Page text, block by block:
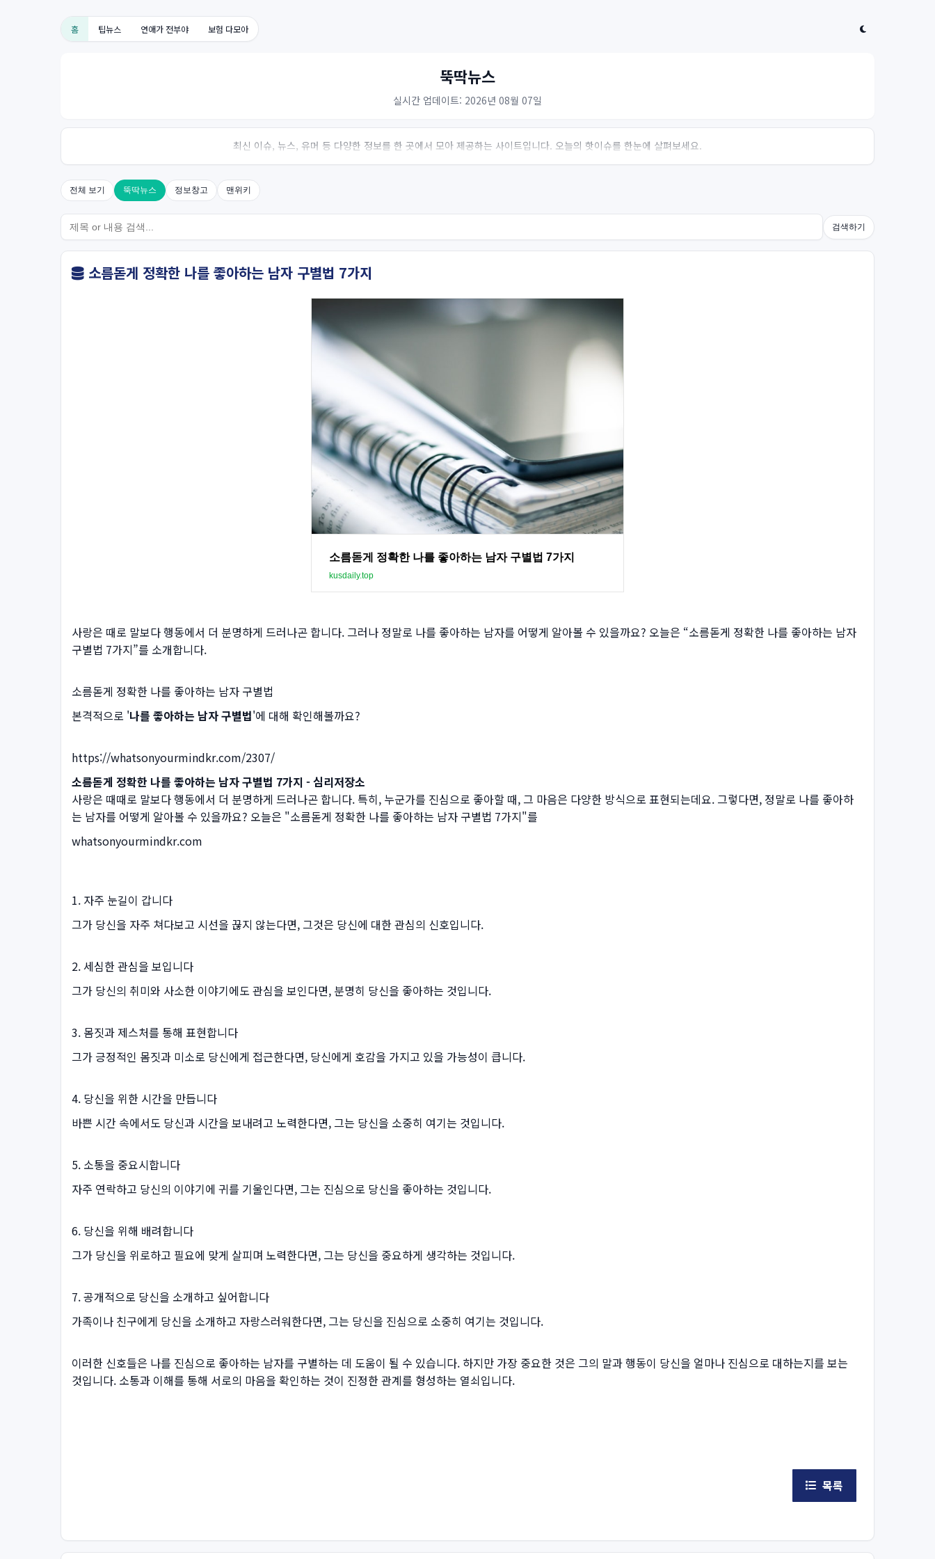
홈 팁뉴스 연애가 전부야 보험 다모아
뚝딱뉴스
실시간 업데이트: 2026년 08월 07일
최신 이슈, 뉴스, 유머 등 다양한 정보를 한 곳에서 모아 제공하는 사이트입니다. 오늘의 핫이슈를 한눈에 살펴보세요.
전체 보기 뚝딱뉴스 정보창고 맨위키
검색하기
소름돋게 정확한 나를 좋아하는 남자 구별법 7가지
소름돋게 정확한 나를 좋아하는 남자 구별법 7가지
kusdaily.top
사랑은 때로 말보다 행동에서 더 분명하게 드러나곤 합니다. 그러나 정말로 나를 좋아하는 남자를 어떻게 알아볼 수 있을까요? 오늘은 “소름돋게 정확한 나를 좋아하는 남자
구별법 7가지”를 소개합니다.
소름돋게 정확한 나를 좋아하는 남자 구별법
본격적으로 '나를 좋아하는 남자 구별법'에 대해 확인해볼까요?
https://whatsonyourmindkr.com/2307/
소름돋게 정확한 나를 좋아하는 남자 구별법 7가지 - 심리저장소
사랑은 때때로 말보다 행동에서 더 분명하게 드러나곤 합니다. 특히, 누군가를 진심으로 좋아할 때, 그 마음은 다양한 방식으로 표현되는데요. 그렇다면, 정말로 나를 좋아하
는 남자를 어떻게 알아볼 수 있을까요? 오늘은 "소름돋게 정확한 나를 좋아하는 남자 구별법 7가지"를
whatsonyourmindkr.com
1. 자주 눈길이 갑니다
그가 당신을 자주 쳐다보고 시선을 끊지 않는다면, 그것은 당신에 대한 관심의 신호입니다.
2. 세심한 관심을 보입니다
그가 당신의 취미와 사소한 이야기에도 관심을 보인다면, 분명히 당신을 좋아하는 것입니다.
3. 몸짓과 제스처를 통해 표현합니다
그가 긍정적인 몸짓과 미소로 당신에게 접근한다면, 당신에게 호감을 가지고 있을 가능성이 큽니다.
4. 당신을 위한 시간을 만듭니다
바쁜 시간 속에서도 당신과 시간을 보내려고 노력한다면, 그는 당신을 소중히 여기는 것입니다.
5. 소통을 중요시합니다
자주 연락하고 당신의 이야기에 귀를 기울인다면, 그는 진심으로 당신을 좋아하는 것입니다.
6. 당신을 위해 배려합니다
그가 당신을 위로하고 필요에 맞게 살피며 노력한다면, 그는 당신을 중요하게 생각하는 것입니다.
7. 공개적으로 당신을 소개하고 싶어합니다
가족이나 친구에게 당신을 소개하고 자랑스러워한다면, 그는 당신을 진심으로 소중히 여기는 것입니다.
이러한 신호들은 나를 진심으로 좋아하는 남자를 구별하는 데 도움이 될 수 있습니다. 하지만 가장 중요한 것은 그의 말과 행동이 당신을 얼마나 진심으로 대하는지를 보는
것입니다. 소통과 이해를 통해 서로의 마음을 확인하는 것이 진정한 관계를 형성하는 열쇠입니다.
목록